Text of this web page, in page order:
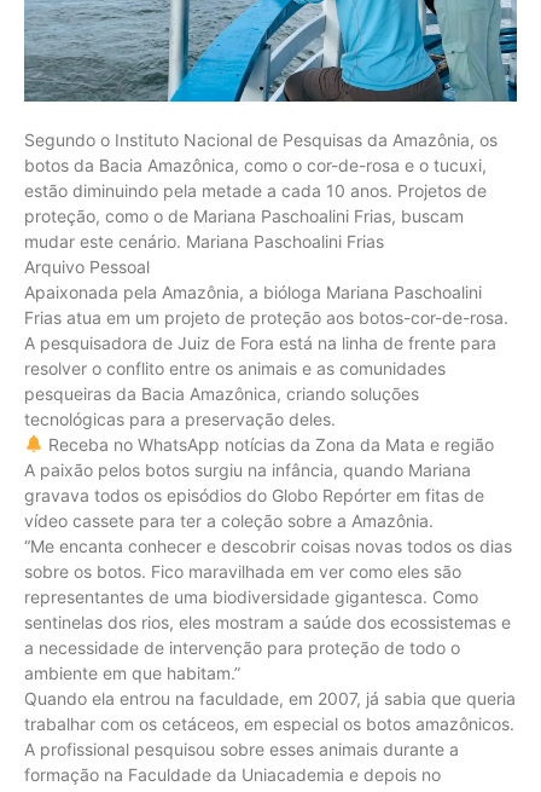
Segundo o Instituto Nacional de Pesquisas da Amazônia, os
botos da Bacia Amazônica, como o cor-de-rosa e o tucuxi,
estão diminuindo pela metade a cada 10 anos. Projetos de
proteção, como o de Mariana Paschoalini Frias, buscam
mudar este cenário. Mariana Paschoalini Frias
Arquivo Pessoal
Apaixonada pela Amazônia, a bióloga Mariana Paschoalini
Frias atua em um projeto de proteção aos botos-cor-de-rosa.
A pesquisadora de Juiz de Fora está na linha de frente para
resolver o conflito entre os animais e as comunidades
pesqueiras da Bacia Amazônica, criando soluções
tecnológicas para a preservação deles.
Receba no WhatsApp notícias da Zona da Mata e região
A paixão pelos botos surgiu na infância, quando Mariana
gravava todos os episódios do Globo Repórter em fitas de
vídeo cassete para ter a coleção sobre a Amazônia.
“Me encanta conhecer e descobrir coisas novas todos os dias
sobre os botos. Fico maravilhada em ver como eles são
representantes de uma biodiversidade gigantesca. Como
sentinelas dos rios, eles mostram a saúde dos ecossistemas e
a necessidade de intervenção para proteção de todo o
ambiente em que habitam.”
Quando ela entrou na faculdade, em 2007, já sabia que queria
trabalhar com os cetáceos, em especial os botos amazônicos.
A profissional pesquisou sobre esses animais durante a
formação na Faculdade da Uniacademia e depois no